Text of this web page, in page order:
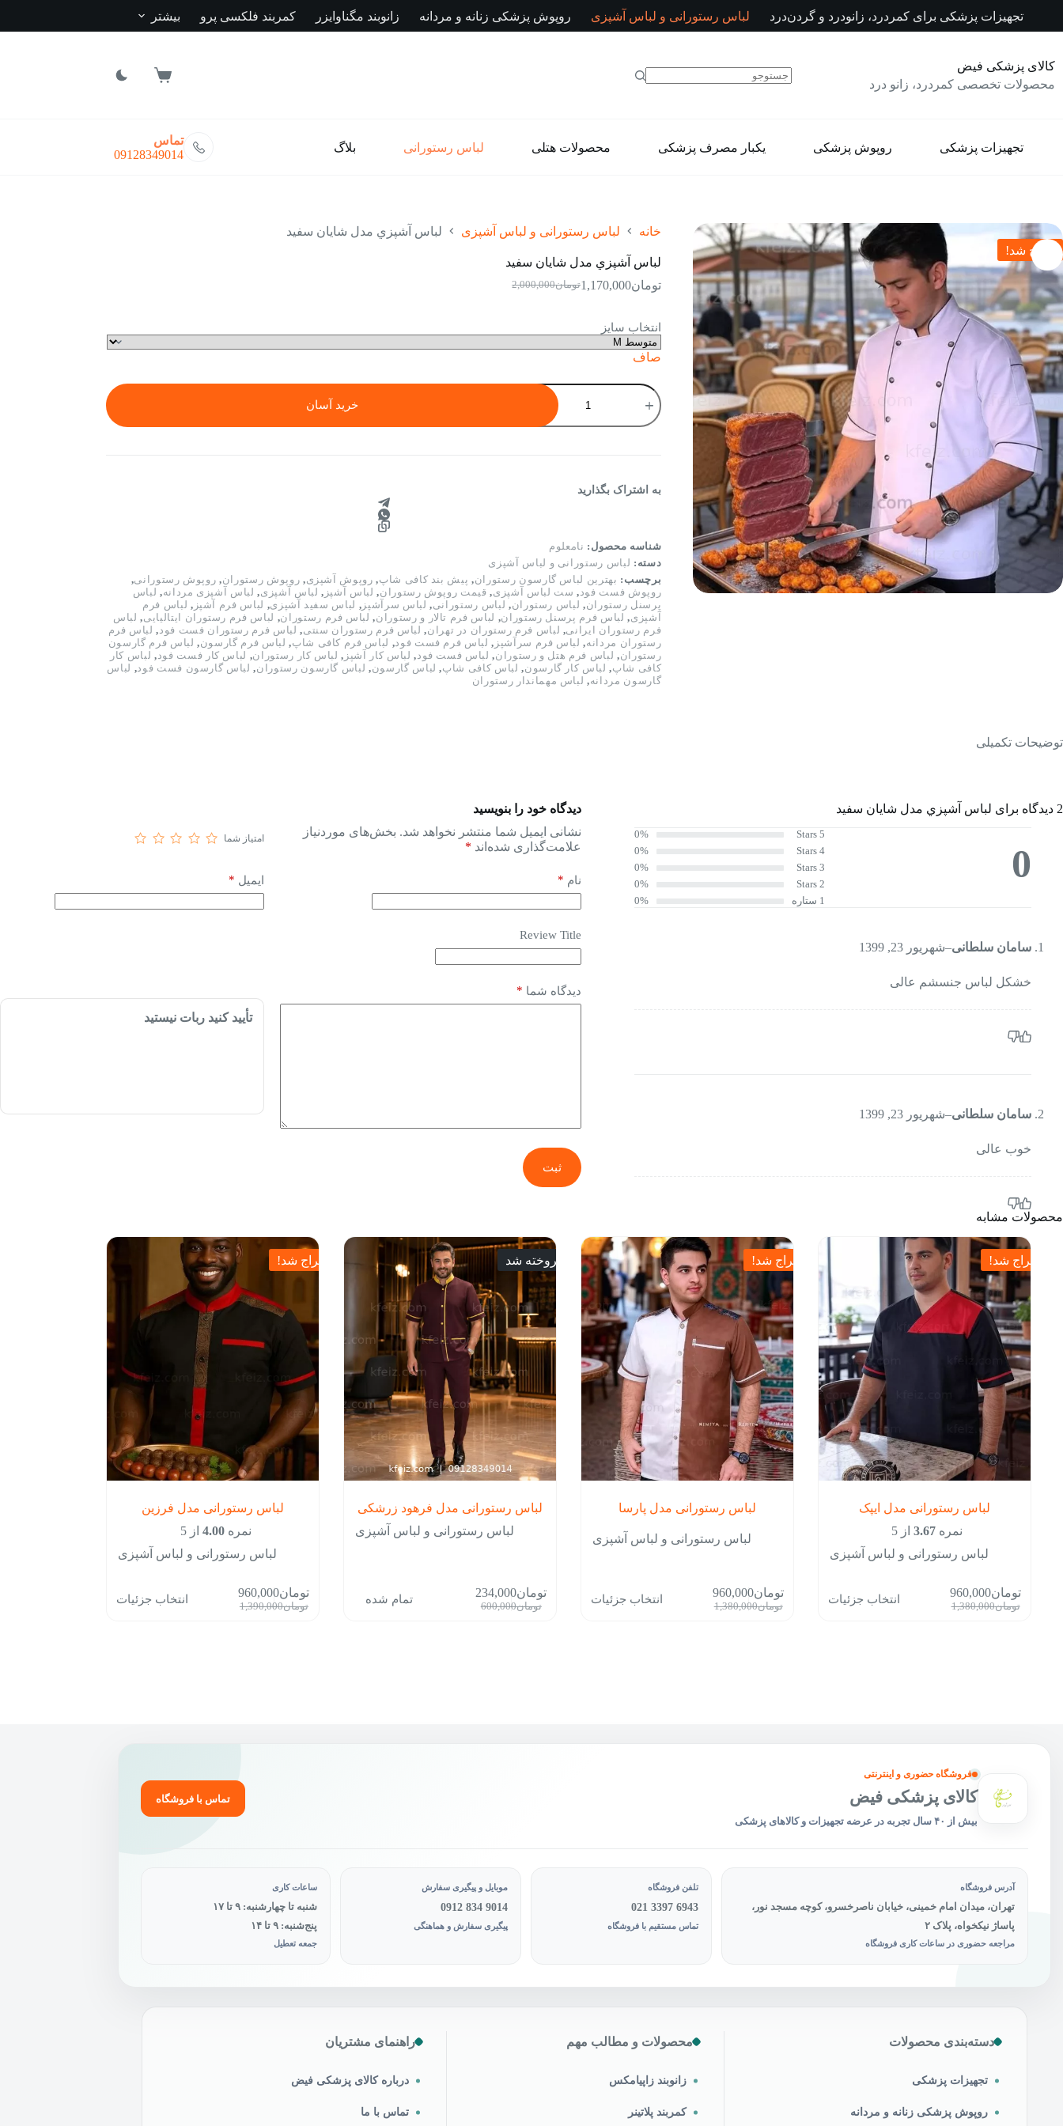
تجهیزات پزشکی برای کمردرد، زانودرد و گردن‌درد لباس رستورانی و لباس آشپزی روپوش پزشکی زنانه و مردانه زانوبند مگناوایزر کمربند فلکسی پرو بیشتر
کالای پزشکی فیض
محصولات تخصصی کمردرد، زانو درد
سبد
تجهیزات پزشکی روپوش پزشکی یکبار مصرف پزشکی محصولات هتلی لباس رستورانی بلاگ
تماس
09128349014
حراج شد!
خانه لباس رستورانی و لباس آشپزی لباس آشپزي مدل شایان سفید
لباس آشپزي مدل شایان سفید
تومان2,000,000 قیمت
بود.
تومان1,170,000قیمت
انتخاب سایز
صاف
لباس
آشپزي
مدل
خرید آسان
به اشتراک بگذارید
شناسه محصول: نامعلوم
دسته: لباس رستورانی و لباس آشپزی
برچسب: بهترین لباس گارسون رستوران, پیش بند کافی شاپ, روپوش آشپزی, روپوش رستوران, روپوش رستورانی,
روپوش فست فود , ست لباس آشپزی, قیمت روپوش رستوران, لباس آشپز , لباس آشپزی, لباس آشپزی مردانه, لباس
پرسنل رستوران, لباس رستوران, لباس رستورانی, لباس سرآشپز , لباس سفید آشپزی, لباس فرم آشپز , لباس فرم
آشپزی, لباس فرم پرسنل رستوران, لباس فرم تالار و رستوران, لباس فرم رستوران, لباس فرم رستوران ایتالیایی, لباس
فرم رستوران ایرانی, لباس فرم رستوران در تهران, لباس فرم رستوران سنتی, لباس فرم رستوران فست فود , لباس فرم
رستوران مردانه, لباس فرم سرآشپز , لباس فرم فست فود, لباس فرم کافی شاپ, لباس فرم گارسون, لباس فرم گارسون
رستوران, لباس فرم هتل و رستوران, لباس فست فود , لباس کار آشپز , لباس کار رستوران, لباس کار فست فود , لباس کار
کافی شاپ, لباس کار گارسون, لباس کافی شاپ, لباس گارسون, لباس گارسون رستوران, لباس گارسون فست فود, لباس
گارسون مردانه, لباس مهماندار رستوران
توضیحات تکمیلی
2 دیدگاه برای لباس آشپزي مدل شایان سفید
0
5 Stars
0%
4 Stars
0%
3 Stars
0%
2 Stars
0%
1 ستاره
0%
سامان سلطانی–شهریور 23, 1399
خشکل لباس جنسشم عالی
سامان سلطانی–شهریور 23, 1399
خوب عالی
دیدگاه خود را بنویسید
نشانی ایمیل شما منتشر نخواهد شد. بخش‌های موردنیاز
علامت‌گذاری شده‌اند *
امتیاز شما
نام * ایمیل *
Review Title
دیدگاه شما *
تأیید کنید ربات نیستید
ثبت
محصولات مشابه
حراج شد!
لباس رستورانی مدل ایپک
نمره 3.67از 5
لباس رستورانی و لباس آشپزی
تومان1,380,000
قیمت
تومان960,000
قیمت
انتخاب جزئیات
محصول
انتخاب
حراج شد!
لباس رستورانی مدل پارسا
لباس رستورانی و لباس آشپزی
تومان1,380,000
قیمت
تومان960,000
قیمت
انتخاب جزئیات
محصول
شوند
فروخته شد
لباس رستورانی مدل فرهود زرشکی
لباس رستورانی و لباس آشپزی
تومان600,000
قیمت
تومان234,000
قیمت
تمام شده
محصول
حراج شد!
لباس رستورانی مدل فرزین
نمره4.00 از 5
لباس رستورانی و لباس آشپزی
تومان1,390,000
قیمت
تومان960,000
قیمت
انتخاب جزئیات
محصول
فروشگاه حضوری و اینترنتی
کالای پزشکی فیض
بیش از ۴۰ سال تجربه در عرضه تجهیزات و کالاهای پزشکی
تماس با فروشگاه
آدرس فروشگاه
تهران، میدان امام خمینی، خیابان ناصرخسرو، کوچه مسجد نور،
پاساژ نیکخواه، پلاک ۲
مراجعه حضوری در ساعات کاری فروشگاه
تلفن فروشگاه
021 3397 6943
تماس مستقیم با فروشگاه
موبایل و پیگیری سفارش
0912 834 9014
پیگیری سفارش و هماهنگی
ساعات کاری
شنبه تا چهارشنبه: ۹ تا ۱۷
پنج‌شنبه: ۹ تا ۱۴
جمعه تعطیل
دسته‌بندی محصولات
تجهیزات پزشکی
روپوش پزشکی زنانه و مردانه
محصولات و مطالب مهم
زانوبند زاپیامکس
کمربند پلاتینر
راهنمای مشتریان
درباره کالای پزشکی فیض
تماس با ما